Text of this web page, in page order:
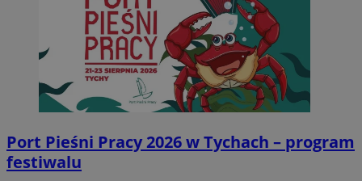
Port Pieśni Pracy 2026 w Tychach – program
festiwalu